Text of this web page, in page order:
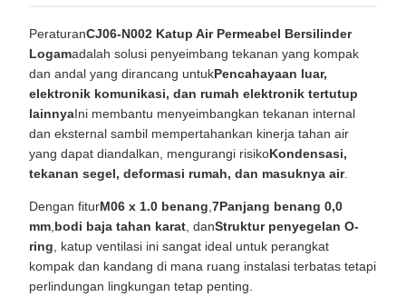
PeraturanCJ06-N002 Katup Air Permeabel Bersilinder
Logamadalah solusi penyeimbang tekanan yang kompak
dan andal yang dirancang untukPencahayaan luar,
elektronik komunikasi, dan rumah elektronik tertutup
lainnyaIni membantu menyeimbangkan tekanan internal
dan eksternal sambil mempertahankan kinerja tahan air
yang dapat diandalkan, mengurangi risikoKondensasi,
tekanan segel, deformasi rumah, dan masuknya air.
Dengan fiturM06 x 1.0 benang 7Panjang benang 0,0
mm bodi baja tahan karat , danStruktur penyegelan O-
ring , katup ventilasi ini sangat ideal untuk perangkat
kompak dan kandang di mana ruang instalasi terbatas tetapi
perlindungan lingkungan tetap penting.